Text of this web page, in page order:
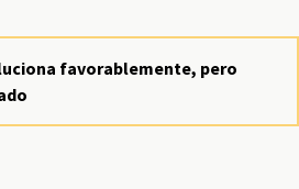
favorablemente, pero